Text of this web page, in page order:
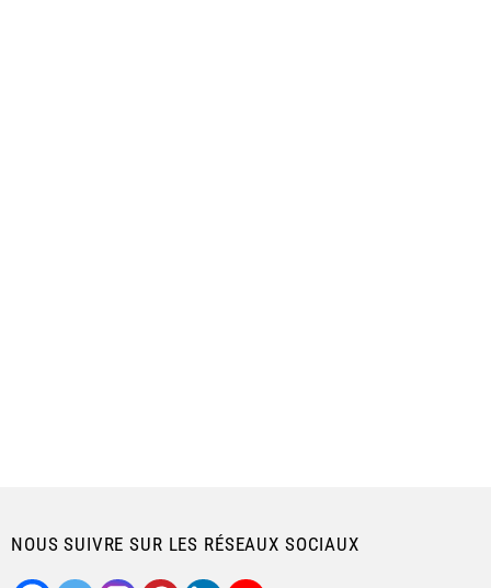
NOUS SUIVRE SUR LES RÉSEAUX SOCIAUX